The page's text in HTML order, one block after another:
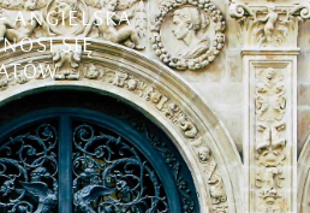
ANGIELSKA
SIĘ